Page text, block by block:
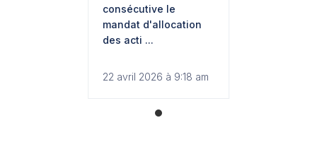
consécutive le
mandat d'allocation
des acti ...
22 avril 2026 à 9:18 am